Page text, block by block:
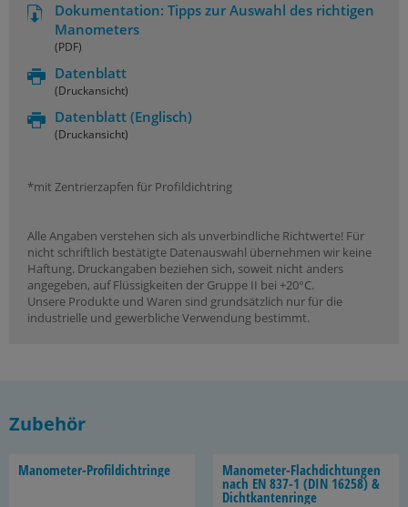
Dokumentation: Tipps zur Auswahl des richtigen
Manometers
(PDF)
Datenblatt
(Druckansicht)
Datenblatt (Englisch)
(Druckansicht)
*mit Zentrierzapfen für Profildichtring
Alle Angaben verstehen sich als unverbindliche Richtwerte! Für
nicht schriftlich bestätigte Datenauswahl übernehmen wir keine
Haftung. Druckangaben beziehen sich, soweit nicht anders
angegeben, auf Flüssigkeiten der Gruppe II bei +20°C.
Unsere Produkte und Waren sind grundsätzlich nur für die
industrielle und gewerbliche Verwendung bestimmt.
Zubehör
Manometer-​Profildichtringe Manometer-​Flachdichtungen
nach EN 837-1 (DIN 16258) &
Dicht­kan­ten­rin­ge